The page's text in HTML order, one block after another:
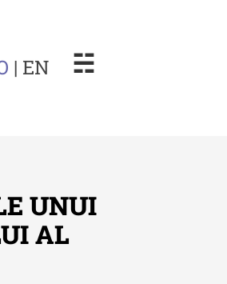
| EN ☵
UNUI
AL